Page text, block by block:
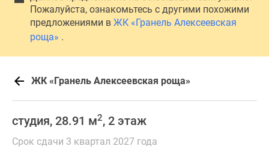
Пожалуйста, ознакомьтесь с другими похожими
предложениями в ЖК «Гранель Алексеевская
роща» .
ЖК «Гранель Алексеевская роща»
студия, 28.91 м2, 2 этаж
Срок сдачи 3 квартал 2027 года